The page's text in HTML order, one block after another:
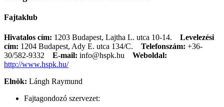
Fajtaklub
Hivatalos cím: 1203 Budapest, Lajtha L. utca 10-14. Levelezési
cím: 1204 Budapest, Ady E. utca 134/C. Telefonszám: +36-
30/582-9332
E-mail: info@hspk.hu
Weboldal:
http://www.hspk.hu/
Elnök: Lángh Raymund
Fajtagondozó szervezet: